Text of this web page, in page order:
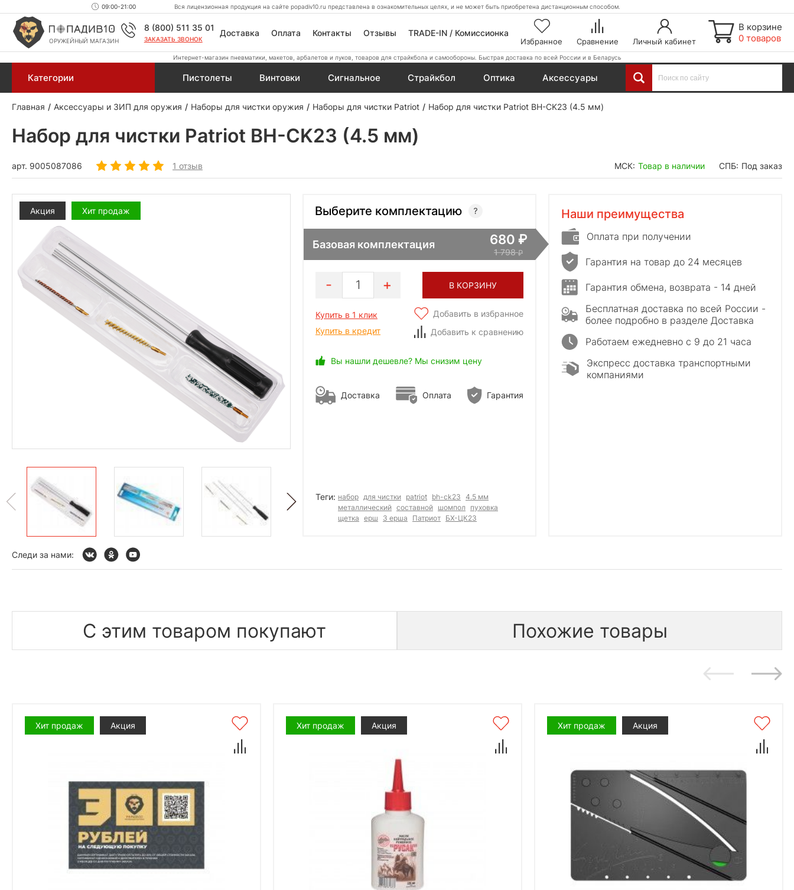
09:00-21:00 Вся лицензионная продукция на сайте popadiv10.ru представлена в ознакомительных целях, и не может быть приобретена дистанционным способом.
ОРУЖЕЙНЫЙ МАГАЗИН
8 (800) 511 35 01
ЗАКАЗАТЬ ЗВОНОК
Доставка Оплата Контакты Отзывы TRADE-IN / Комиссионка
Избранное Сравнение Личный кабинет
В корзине
0 товаров
Интернет-магазин пневматики, макетов, арбалетов и луков, товаров для страйкбола и самообороны. Быстрая доставка по всей России и в Беларусь
Категории Пистолеты Винтовки Сигнальное Страйкбол Оптика Аксессуары
Главная Аксессуары и ЗИП для оружия Наборы для чистки оружия Наборы для чистки Patriot Набор для чистки Patriot BH-CK23 (4.5 мм)
Набор для чистки Patriot BH-CK23 (4.5 мм)
арт. 9005087086 1 отзыв МСК: Товар в наличии СПБ: Под заказ
Акция Хит продаж Выберите комплектацию
Базовая комплектация 680
1 798
1 В КОРЗИНУ
Купить в 1 клик
Купить в кредит
Добавить в избранное
Добавить к сравнению
Вы нашли дешевле? Мы снизим цену
Доставка Оплата Гарантия
Теги: набор для чистки patriot bh-ck23 4.5 мм
металлический составной шомпол
пуховка
щетка ерш 3 ерша Патриот БХ-ЦК23
Наши преимущества
Оплата при получении
Гарантия на товар до 24 месяцев
Гарантия обмена, возврата - 14 дней
Бесплатная доставка по всей России -
более подробно в разделе Доставка
Работаем ежедневно с 9 до 21 часа
Экспресс доставка транспортными
компаниями
Следи за нами:
С этим товаром покупают Похожие товары
Хит продаж Акция Хит продаж Акция Хит продаж Акция